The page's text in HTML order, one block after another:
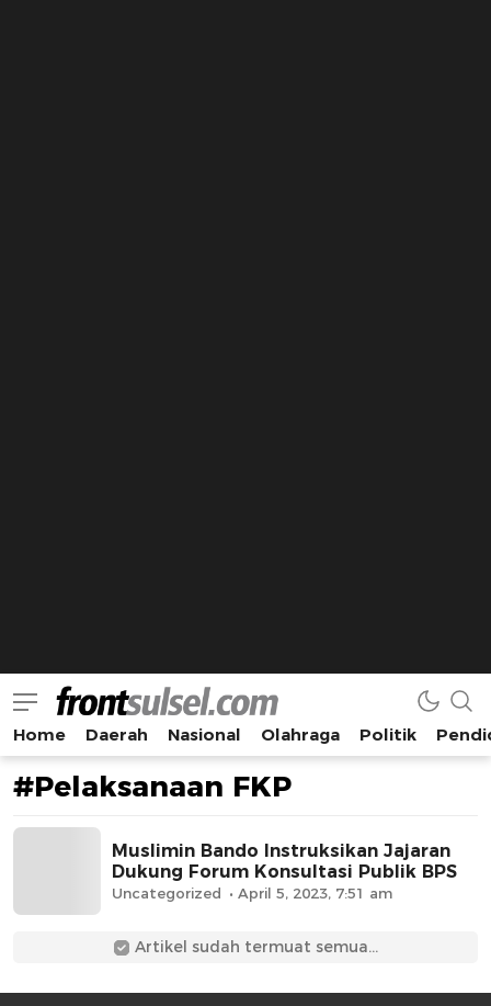
Frontsulsel.com
Terdepan Mengabarkan dari Sulawesi Selatan
Home Daerah Nasional Olahraga Politik
#Pelaksanaan FKP
Muslimin Bando Instruksikan Jajaran
Dukung Forum Konsultasi Publik BPS
Uncategorized April 5, 2023, 7:51 am
Artikel sudah termuat semua...